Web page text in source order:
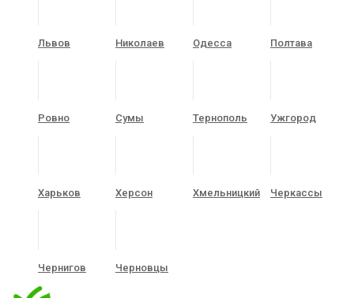
Львов Николаев Одесса Полтава
Ровно Сумы Тернополь Ужгород
Харьков Херсон Хмельницкий Черкассы
Чернигов Черновцы